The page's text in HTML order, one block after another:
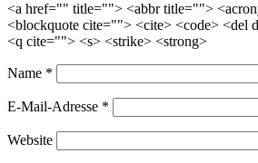
<a href="" title=""> <abbr title="">
<blockquote cite=""> <cite> <code> <del
<q cite=""> <s> <strike> <strong>
Name *
E-Mail-Adresse *
Website